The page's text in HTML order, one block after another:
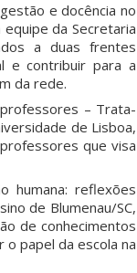
e docência no
da Secretaria
a duas frentes
e contribuir para a
da rede.
– Trata-
de Lisboa,
que visa
humana: reflexões
de Blumenau/SC,
de conhecimentos
papel da escola na